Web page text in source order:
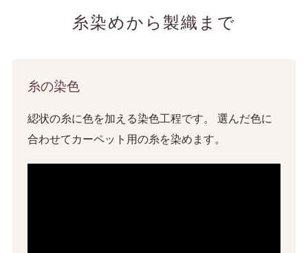
糸染めから製織まで
糸の染色
綛状の糸に色を加える染色工程です。 選んだ色に
合わせてカーペット用の糸を染めます。